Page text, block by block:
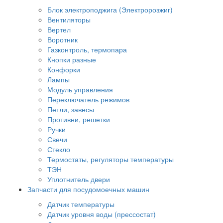
Блок электроподжига (Электророзжиг)
Вентиляторы
Вертел
Воротник
Газконтроль, термопара
Кнопки разные
Конфорки
Лампы
Модуль управления
Переключатель режимов
Петли, завесы
Противни, решетки
Ручки
Свечи
Стекло
Термостаты, регуляторы температуры
ТЭН
Уплотнитель двери
Запчасти для посудомоечных машин
Датчик температуры
Датчик уровня воды (прессостат)